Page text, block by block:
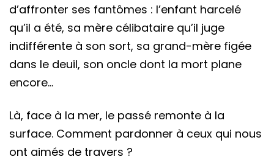
d’affronter ses fantômes : l’enfant harcelé
qu’il a été, sa mère célibataire qu’il juge
indifférente à son sort, sa grand-mère figée
dans le deuil, son oncle dont la mort plane
encore…
Là, face à la mer, le passé remonte à la
surface. Comment pardonner à ceux qui nous
ont aimés de travers ?